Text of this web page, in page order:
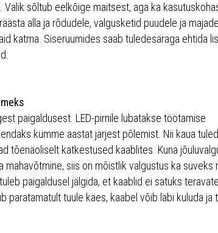
sõltub eelkõige maitsest, aga ka
alla ja rõdudele, valgusketid puudele ja majade
katma. Siseruumides saab tuledesäraga ehtida
paigaldusest. LED-pirnile lubatakse töötamise
kümme aastat järjest põlemist. Nii kaua
tõenäoliselt katkestused kaablites. Kuna
mahavõtmine, siis on mõistlik valgustus ka suveks
paigaldusel jälgida, et kaablid ei satuks
paratamatult tuule käes, kaabel võib läbi kuluda ja